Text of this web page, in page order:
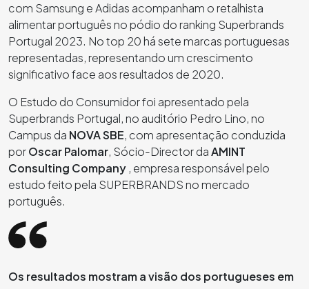
com Samsung e Adidas acompanham o retalhista
alimentar português no pódio do ranking Superbrands
Portugal 2023. No top 20 há sete marcas portuguesas
representadas, representando um crescimento
significativo face aos resultados de 2020.
O Estudo do Consumidor foi apresentado pela
Superbrands Portugal, no auditório Pedro Lino, no
Campus da NOVA SBE, com apresentação conduzida
porOscar Palomar, Sócio-Director daAMINT
Consulting Company , empresa responsável pelo
estudo feito pela SUPERBRANDS no mercado
português.
Os resultados mostram a visão dos portugueses em